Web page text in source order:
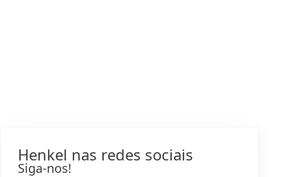
Henkel nas redes sociais
Siga-nos!